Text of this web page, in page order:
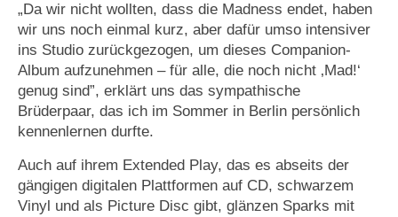
„Da wir nicht wollten, dass die Madness endet, haben
wir uns noch einmal kurz, aber dafür umso intensiver
ins Studio zurückgezogen, um dieses Companion-
Album aufzunehmen – für alle, die noch nicht ‚Mad!‘
genug sind”, erklärt uns das sympathische
Brüderpaar, das ich im Sommer in Berlin persönlich
kennenlernen durfte.
Auch auf ihrem Extended Play, das es abseits der
gängigen digitalen Plattformen auf CD, schwarzem
Vinyl und als Picture Disc gibt, glänzen Sparks mit